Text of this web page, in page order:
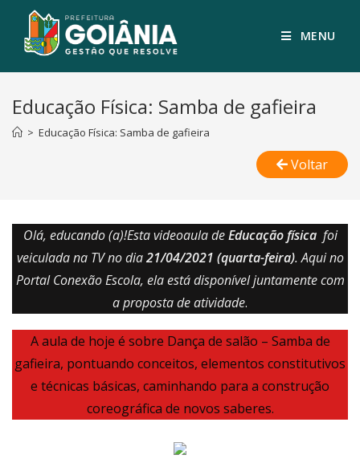
MENU
Educação Física: Samba de gafieira
> Educação Física: Samba de gafieira
Voltar
Olá, educando (a)!Esta videoaula deEducação física foi
veiculada na TV no dia21/04/2021 (quarta-feira). Aqui no
Portal Conexão Escola, ela está disponível juntamente com
a proposta de atividade.
A aula de hoje é sobre Dança de salão – Samba de
gafieira, pontuando conceitos, elementos constitutivos
e técnicas básicas, caminhando para a construção
coreográfica de novos saberes.